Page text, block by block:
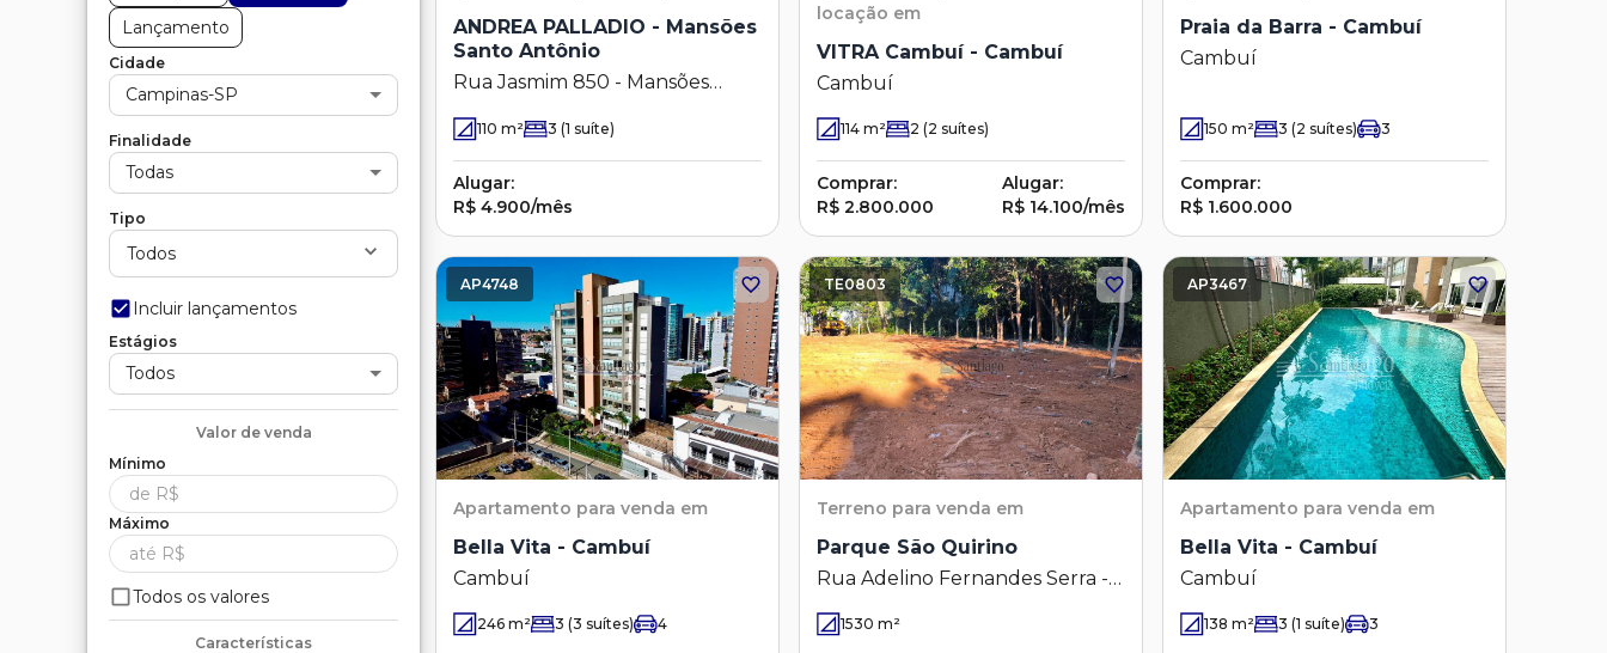
Lançamento
Cidade
Campinas-SP
Finalidade
Todas
Tipo
Todos
Incluir lançamentos
Estágios
Todos
Valor de venda
Mínimo
Máximo
Todos os valores
Características
ANDREA PALLADIO - Mansões
Santo Antônio
Rua Jasmim 850 - Mansões
110 m² 3 (1 suíte)
Alugar:
R$ 4.900/mês
locação em
VITRA Cambuí - Cambuí
Cambuí
114 m² 2 (2 suítes)
Comprar:
R$ 2.800.000
Alugar:
R$ 14.100/mês
Praia da Barra - Cambuí
Cambuí
150 m² 3 (2 suítes) 3
Comprar:
R$ 1.600.000
AP4748
Apartamento para venda em
Bella Vita - Cambuí
Cambuí
246 m² 3 (3 suítes) 4
TE0803
Terreno para venda em
Parque São Quirino
Rua Adelino Fernandes Serra -
- SP1530 m²
AP3467
Apartamento para venda em
Bella Vita - Cambuí
Cambuí
138 m² 3 (1 suíte) 3